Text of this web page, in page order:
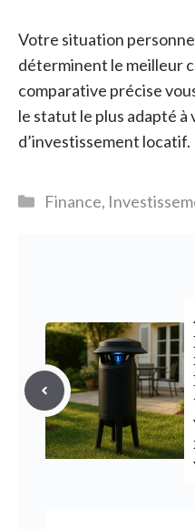
Votre situation
déterminent le meilleur
comparative précise
le statut le plus adapté
d’investissement locatif.
Catégories
Finance,